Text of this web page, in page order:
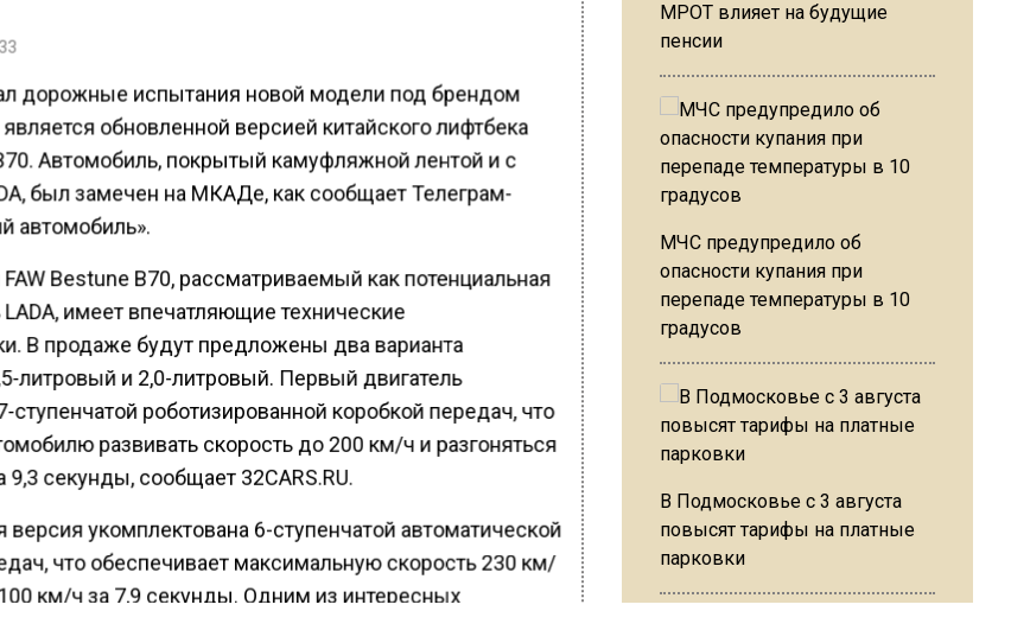
дорожные испытания новой модели под брендом
является обновленной версией китайского лифтбека
Автомобиль, покрытый камуфляжной лентой и с
был замечен на МКАДе, как сообщает Телеграм-
автомобиль».
Bestune B70, рассматриваемый как потенциальная
имеет впечатляющие технические
В продаже будут предложены два варианта
литровый и 2,0-литровый. Первый двигатель
ступенчатой роботизированной коробкой передач, что
развивать скорость до 200 км/ч и разгоняться
секунды, сообщает 32CARS.RU.
укомплектована 6-ступенчатой автоматической
что обеспечивает максимальную скорость 230 км/
км/ч за 7,9 секунды. Одним из интересных
МРОТ влияет на будущие
пенсии
МЧС предупредило об
опасности купания при
перепаде температуры в 10
градусов
В Подмосковье с 3 августа
повысят тарифы на платные
парковки